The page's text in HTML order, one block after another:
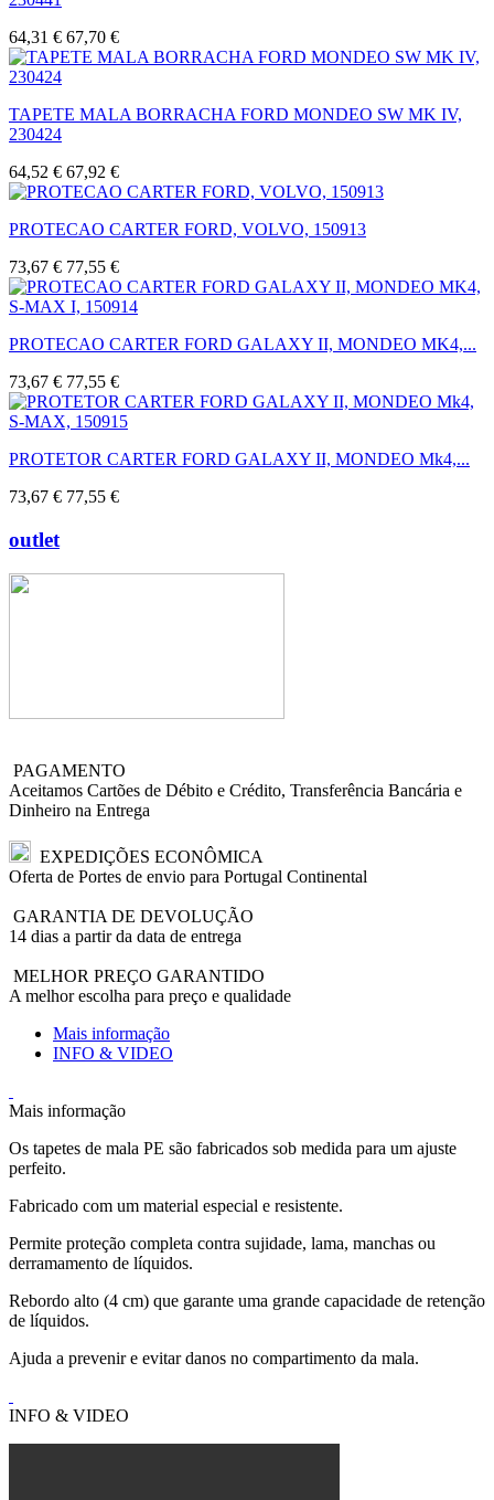
64,31 € 67,70 €
TAPETE MALA BORRACHA FORD MONDEO SW MK IV,
230424
64,52 € 67,92 €
PROTECAO CARTER FORD, VOLVO, 150913
73,67 € 77,55 €
PROTECAO CARTER FORD GALAXY II, MONDEO MK4,...
73,67 € 77,55 €
PROTETOR CARTER FORD GALAXY II, MONDEO Mk4,...
73,67 € 77,55 €
outlet
PAGAMENTO
Aceitamos Cartões de Débito e Crédito, Transferência Bancária e
Dinheiro na Entrega
EXPEDIÇÕES ECONÔMICA
Oferta de Portes de envio para Portugal Continental
GARANTIA DE DEVOLUÇÃO
14 dias a partir da data de entrega
MELHOR PREÇO GARANTIDO
A melhor escolha para preço e qualidade
Mais informação
INFO & VIDEO
Mais informação
Os tapetes de mala PE são fabricados sob medida para um ajuste
perfeito.
Fabricado com um material especial e resistente.
Permite proteção completa contra sujidade, lama, manchas ou
derramamento de líquidos.
Rebordo alto (4 cm) que garante uma grande capacidade de retenção
de líquidos.
Ajuda a prevenir e evitar danos no compartimento da mala.
INFO & VIDEO